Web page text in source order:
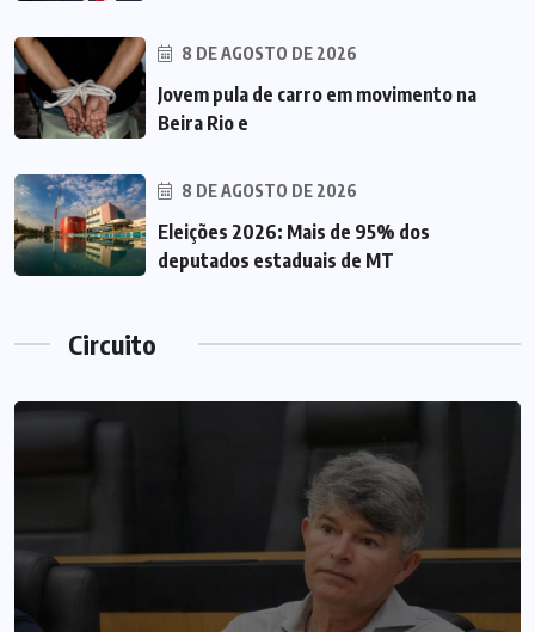
8 DE AGOSTO DE 2026
Jovem pula de carro em movimento na
Beira Rio e
8 DE AGOSTO DE 2026
Eleições 2026: Mais de 95% dos
deputados estaduais de MT
Circuito